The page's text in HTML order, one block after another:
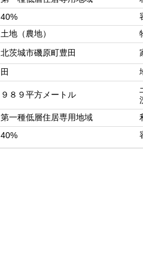
40%
土地（農地）
北茨城市磯原町豊田
田
９８９平方メートル
第一種低層住居専用地域
40%